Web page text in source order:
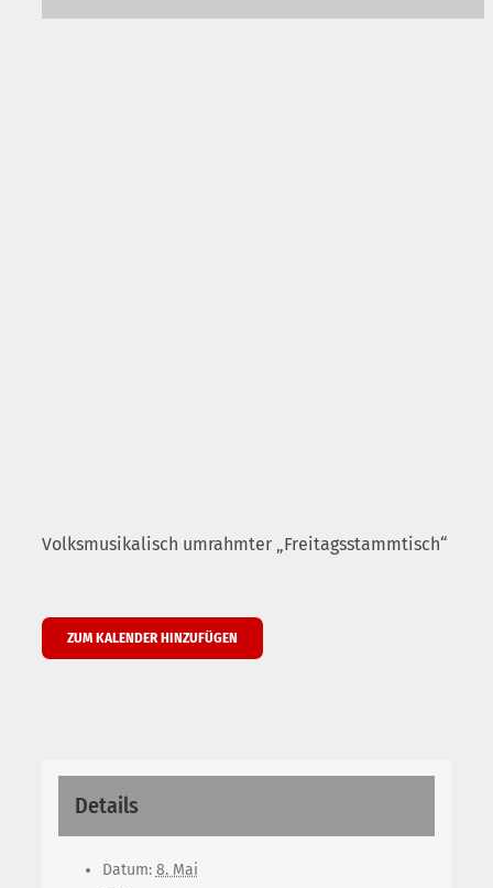
Volksmusikalisch umrahmter „Freitagsstammtisch“
ZUM KALENDER HINZUFÜGEN
Details
Datum: 8. Mai